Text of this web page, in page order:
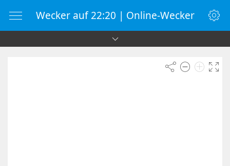
Wecker auf 22:20 | Online-Wecker